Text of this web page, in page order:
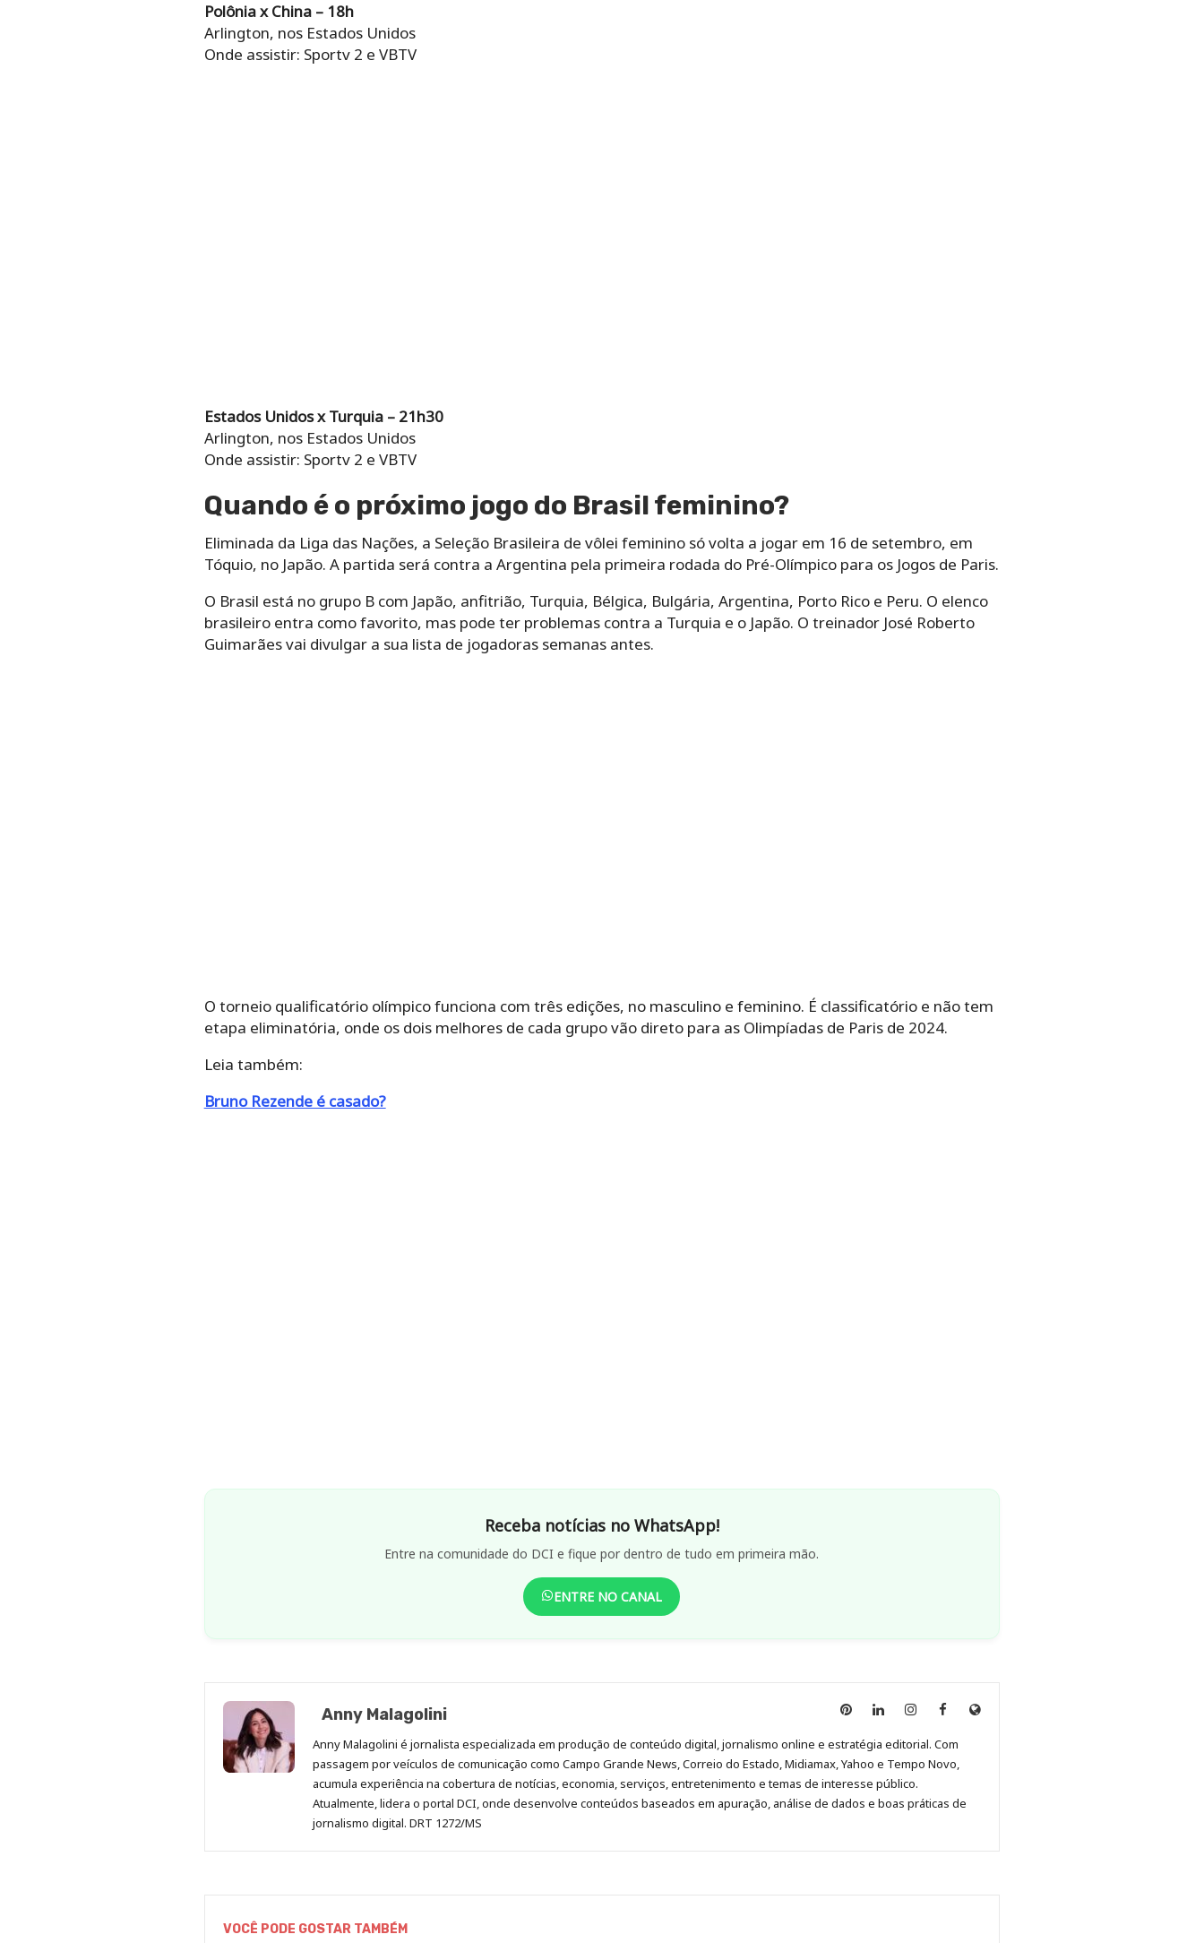
Polônia x China – 18h
Arlington, nos Estados Unidos
Onde assistir: Sportv 2 e VBTV
Estados Unidos x Turquia – 21h30
Arlington, nos Estados Unidos
Onde assistir: Sportv 2 e VBTV
Quando é o próximo jogo do Brasil feminino?
Eliminada da Liga das Nações, a Seleção Brasileira de vôlei feminino só volta a jogar em 16 de setembro, em
Tóquio, no Japão. A partida será contra a Argentina pela primeira rodada do Pré-Olímpico para os Jogos de Paris.
O Brasil está no grupo B com Japão, anfitrião, Turquia, Bélgica, Bulgária, Argentina, Porto Rico e Peru. O elenco
brasileiro entra como favorito, mas pode ter problemas contra a Turquia e o Japão. O treinador José Roberto
Guimarães vai divulgar a sua lista de jogadoras semanas antes.
O torneio qualificatório olímpico funciona com três edições, no masculino e feminino. É classificatório e não tem
etapa eliminatória, onde os dois melhores de cada grupo vão direto para as Olimpíadas de Paris de 2024.
Leia também:
Bruno Rezende é casado?
Receba notícias no WhatsApp!
Entre na comunidade do DCI e fique por dentro de tudo em primeira mão.
ENTRE NO CANAL
Anny Malagolini
Anny
no
Pinterest
Anny
no
LinkedIn
Anny
no
Instagram
Anny
no
Facebook
Site
Anny Malagolini é jornalista especializada em produção de conteúdo digital, jornalismo online e estratégia editorial. Com
passagem por veículos de comunicação como Campo Grande News, Correio do Estado, Midiamax, Yahoo e Tempo Novo,
acumula experiência na cobertura de notícias, economia, serviços, entretenimento e temas de interesse público.
Atualmente, lidera o portal DCI, onde desenvolve conteúdos baseados em apuração, análise de dados e boas práticas de
jornalismo digital. DRT 1272/MS
VOCÊ PODE GOSTAR TAMBÉM